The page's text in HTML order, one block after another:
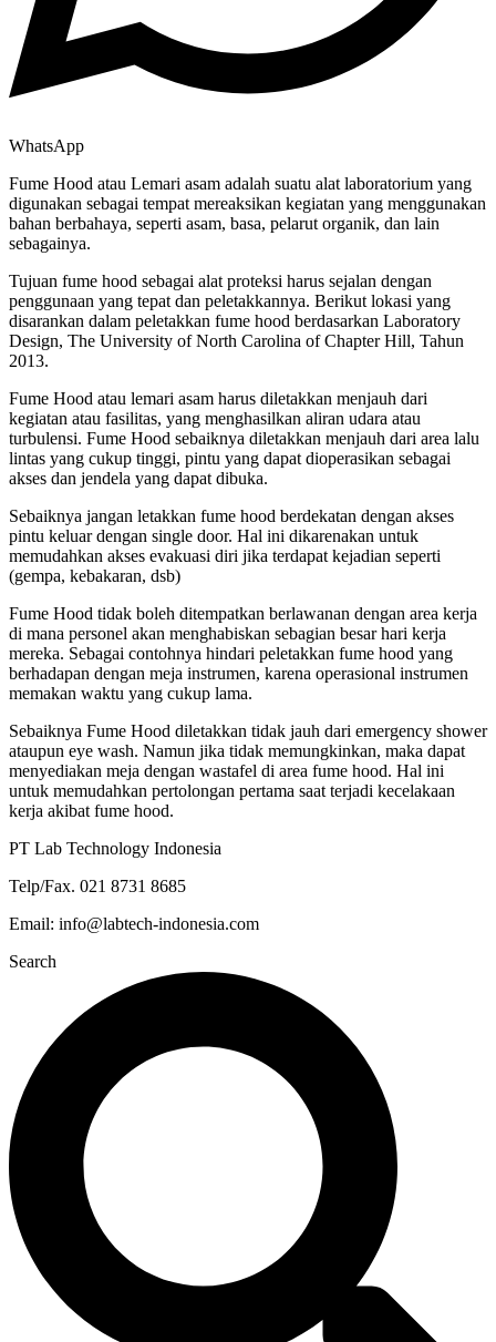
WhatsApp
Fume Hood atau Lemari asam adalah suatu alat laboratorium yang
digunakan sebagai tempat mereaksikan kegiatan yang menggunakan
bahan berbahaya, seperti asam, basa, pelarut organik, dan lain
sebagainya.
Tujuan fume hood sebagai alat proteksi harus sejalan dengan
penggunaan yang tepat dan peletakkannya. Berikut lokasi yang
disarankan dalam peletakkan fume hood berdasarkan Laboratory
Design, The University of North Carolina of Chapter Hill, Tahun
2013.
Fume Hood atau lemari asam harus diletakkan menjauh dari
kegiatan atau fasilitas, yang menghasilkan aliran udara atau
turbulensi. Fume Hood sebaiknya diletakkan menjauh dari area lalu
lintas yang cukup tinggi, pintu yang dapat dioperasikan sebagai
akses dan jendela yang dapat dibuka.
Sebaiknya jangan letakkan fume hood berdekatan dengan akses
pintu keluar dengan single door. Hal ini dikarenakan untuk
memudahkan akses evakuasi diri jika terdapat kejadian seperti
(gempa, kebakaran, dsb)
Fume Hood tidak boleh ditempatkan berlawanan dengan area kerja
di mana personel akan menghabiskan sebagian besar hari kerja
mereka. Sebagai contohnya hindari peletakkan fume hood yang
berhadapan dengan meja instrumen, karena operasional instrumen
memakan waktu yang cukup lama.
Sebaiknya Fume Hood diletakkan tidak jauh dari emergency shower
ataupun eye wash. Namun jika tidak memungkinkan, maka dapat
menyediakan meja dengan wastafel di area fume hood. Hal ini
untuk memudahkan pertolongan pertama saat terjadi kecelakaan
kerja akibat fume hood.
PT Lab Technology Indonesia
Telp/Fax. 021 8731 8685
Email: info@labtech-indonesia.com
Search